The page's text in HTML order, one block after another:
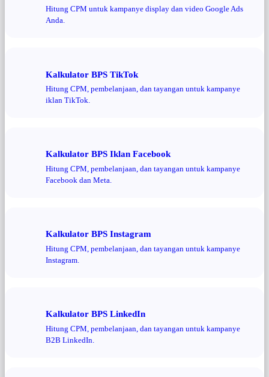
Hitung CPM untuk kampanye display dan video Google Ads
Anda.
Kalkulator BPS TikTok
Hitung CPM, pembelanjaan, dan tayangan untuk kampanye
iklan TikTok.
Kalkulator BPS Iklan Facebook
Hitung CPM, pembelanjaan, dan tayangan untuk kampanye
Facebook dan Meta.
Kalkulator BPS Instagram
Hitung CPM, pembelanjaan, dan tayangan untuk kampanye
Instagram.
Kalkulator BPS LinkedIn
Hitung CPM, pembelanjaan, dan tayangan untuk kampanye
B2B LinkedIn.